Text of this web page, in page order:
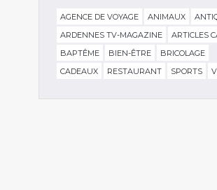
AGENCE DE VOYAGE ANIMAUX
ARDENNES TV-MAGAZINE
ARTICLES
BAPTÊME
BIEN-ÊTRE
BRICOLAGE
CADEAUX
RESTAURANT SPORTS